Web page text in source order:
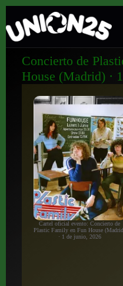
Concierto de
House (Madrid) ·
Cartel oficial evento: Concierto de
Plastic Family en Fun House
· 1 de junio, 2026